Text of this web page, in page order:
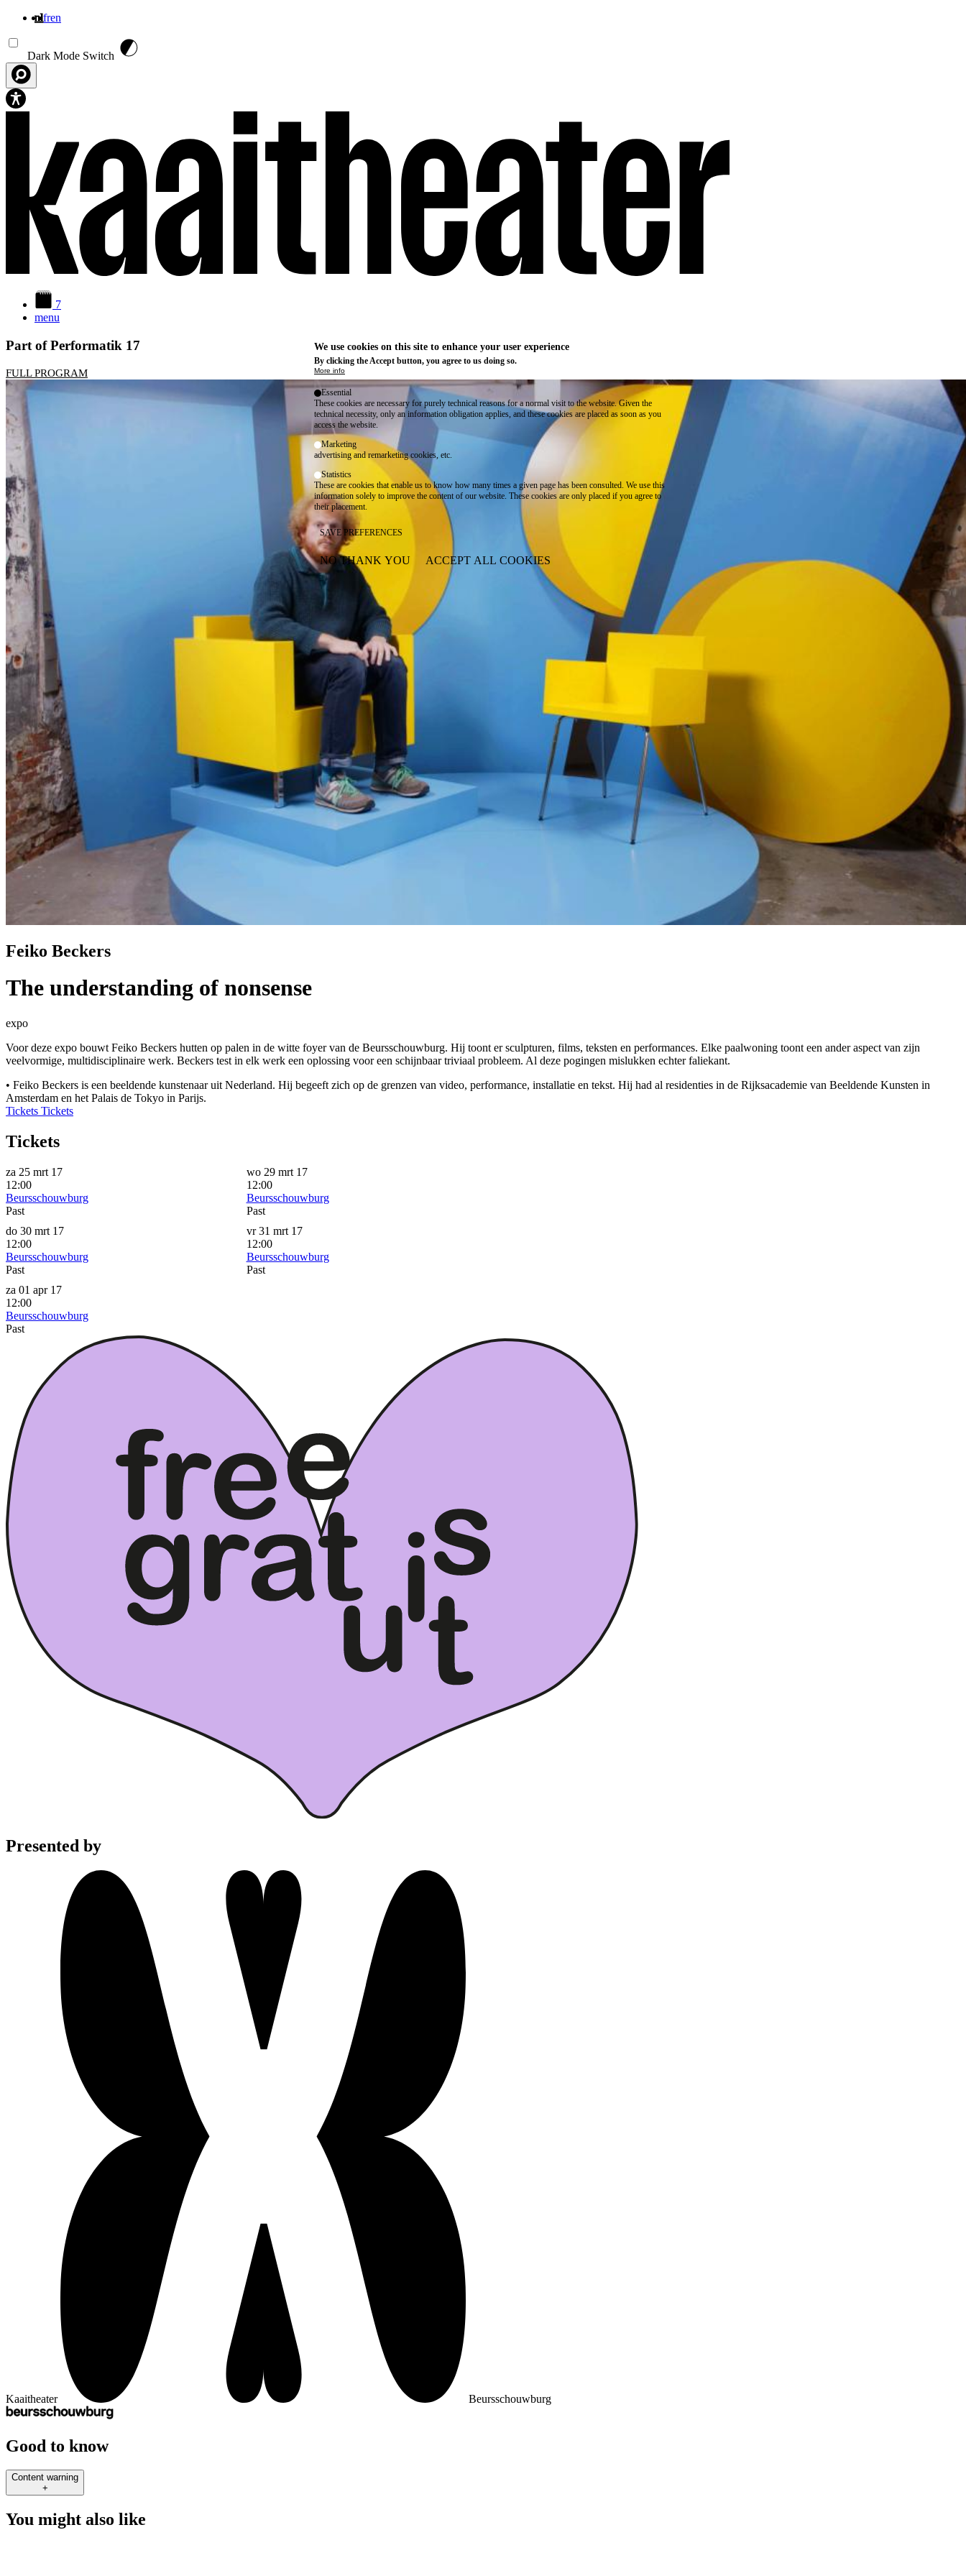
nlfren
Dark Mode Switch
7
menu
Part of Performatik 17
FULL PROGRAM
Feiko Beckers
The understanding of nonsense
expo
Voor deze expo bouwt Feiko Beckers hutten op palen in de witte foyer van de Beursschouwburg. Hij toont er sculpturen, films, teksten en performances. Elke paalwoning toont een ander aspect van zijn
veelvormige, multidisciplinaire werk. Beckers test in elk werk een oplossing voor een schijnbaar triviaal probleem. Al deze pogingen mislukken echter faliekant.
• Feiko Beckers is een beeldende kunstenaar uit Nederland. Hij begeeft zich op de grenzen van video, performance, installatie en tekst. Hij had al residenties in de Rijksacademie van Beeldende Kunsten in
Amsterdam en het Palais de Tokyo in Parijs.
Tickets Tickets
Tickets
za 25 mrt 17
12:00
Beursschouwburg
Past
wo 29 mrt 17
12:00
Beursschouwburg
Past
do 30 mrt 17
12:00
Beursschouwburg
Past
vr 31 mrt 17
12:00
Beursschouwburg
Past
za 01 apr 17
12:00
Beursschouwburg
Past
Presented by
Kaaitheater Beursschouwburg
Good to know
Content warning
+
You might also like
We use cookies on this site to enhance your user experience
By clicking the Accept button, you agree to us doing so.
More info
Essential
These cookies are necessary for purely technical reasons for a normal visit to the website. Given the
technical necessity, only an information obligation applies, and these cookies are placed as soon as you
access the website.
Marketing
advertising and remarketing cookies, etc.
Statistics
These are cookies that enable us to know how many times a given page has been consulted. We use this
information solely to improve the content of our website. These cookies are only placed if you agree to
their placement.
SAVE PREFERENCES
NO THANK YOU ACCEPT ALL COOKIES
WITHDRAW CONSENT